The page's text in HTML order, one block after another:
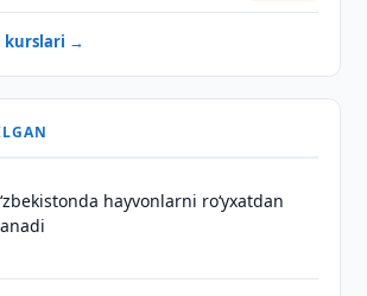
kurslari →
hayvonlarni ro‘yxatdan